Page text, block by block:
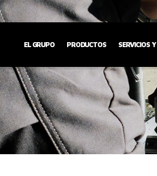
EL GRUPO PRODUCTOS SERVICIOS